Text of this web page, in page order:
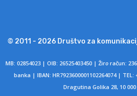
© 2011 - 2026 Društvo za
MB: 02854023 | OIB: 26525403450 | Žiroračun:
banka | IBAN: HR7923600001102264074 | TEL:
Dragutina Golika 28, 10